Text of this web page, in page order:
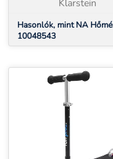
Klarstein
Hasonlók, mint NA
10048543